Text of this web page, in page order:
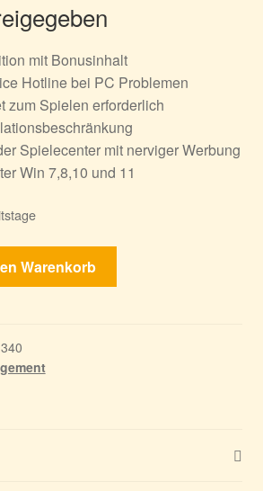
mit Bonusinhalt
Hotline bei PC Problemen
zum Spielen erforderlich
Spielecenter mit nerviger Werbung
Win 7,8,10 und 11
Warenkorb